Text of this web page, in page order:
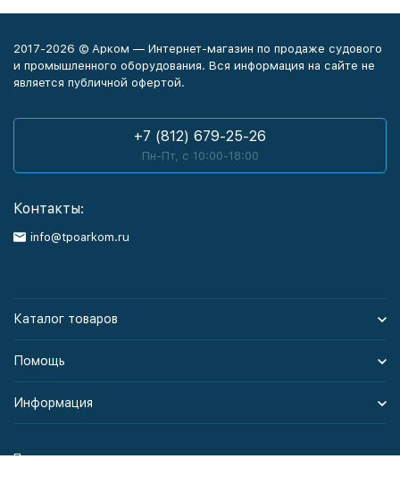
2017-2026 © Арком — Интернет-магазин по продаже судового
и промышленного оборудования. Вся информация на сайте не
является публичной офертой.
+7 (812) 679-25-26
Пн-Пт, с 10:00-18:00
Контакты:
info@tpoarkom.ru
Каталог товаров
Помощь
Информация
Политика персональных данных